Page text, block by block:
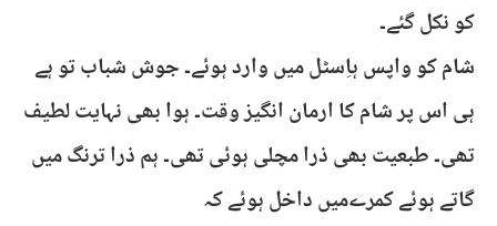
کو نکل گئے۔
شام کو واپس ہاِسٹل میں وارد ہوئے۔ جوش شباب تو ہے
ہی اس پر شام کا ارمان انگیز وقت۔ ہوا بھی نہایت لطیف
تھی۔ طبعیت بھی ذرا مچلی ہوئی تھی۔ ہم ذرا ترنگ میں
گاتے ہوئے کمرےمیں داخل ہوئے کہ